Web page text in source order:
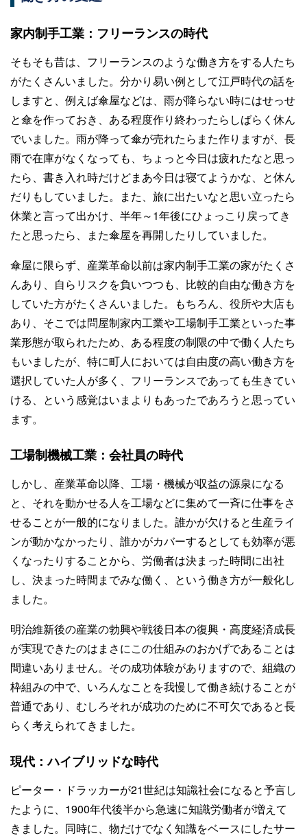
家内制手工業：フリーランスの時代
そもそも昔は、フリーランスのような働き方をする人たち
がたくさんいました。分かり易い例として江戸時代の話を
しますと、例えば傘屋などは、雨が降らない時にはせっせ
と傘を作っておき、ある程度作り終わったらしばらく休ん
でいました。雨が降って傘が売れたらまた作りますが、長
雨で在庫がなくなっても、ちょっと今日は疲れたなと思っ
たら、書き入れ時だけどまあ今日は寝てようかな、と休ん
だりもしていました。また、旅に出たいなと思い立ったら
休業と言って出かけ、半年～1年後にひょっこり戻ってき
たと思ったら、また傘屋を再開したりしていました。
傘屋に限らず、産業革命以前は家内制手工業の家がたくさ
んあり、自らリスクを負いつつも、比較的自由な働き方を
していた方がたくさんいました。もちろん、役所や大店も
あり、そこでは問屋制家内工業や工場制手工業といった事
業形態が取られたため、ある程度の制限の中で働く人たち
もいましたが、特に町人においては自由度の高い働き方を
選択していた人が多く、フリーランスであっても生きてい
ける、という感覚はいまよりもあったであろうと思ってい
ます。
工場制機械工業：会社員の時代
しかし、産業革命以降、工場・機械が収益の源泉になる
と、それを動かせる人を工場などに集めて一斉に仕事をさ
せることが一般的になりました。誰かが欠けると生産ライ
ンが動かなかったり、誰かがカバーするとしても効率が悪
くなったりすることから、労働者は決まった時間に出社
し、決まった時間までみな働く、という働き方が一般化し
ました。
明治維新後の産業の勃興や戦後日本の復興・高度経済成長
が実現できたのはまさにこの仕組みのおかげであることは
間違いありません。その成功体験がありますので、組織の
枠組みの中で、いろんなことを我慢して働き続けることが
普通であり、むしろそれが成功のために不可欠であると長
らく考えられてきました。
現代：ハイブリッドな時代
ピーター・ドラッカーが21世紀は知識社会になると予言し
たように、1900年代後半から急速に知識労働者が増えて
きました。同時に、物だけでなく知識をベースにしたサー